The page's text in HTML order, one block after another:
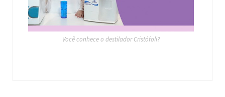
Você conhece o destilador Cristófoli?